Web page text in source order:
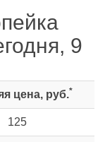
9
цена, руб.*
125